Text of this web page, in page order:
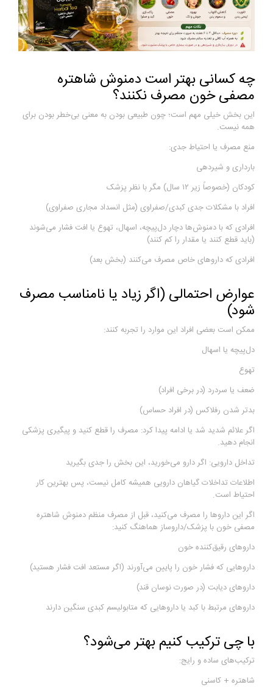
چه کسانی بهتر است دمنوش شاهتره
مصفی خون مصرف نکنند؟
این بخش خیلی مهم است؛ چون طبیعی بودن به معنی بی‌خطر بودن برای
همه نیست.
منع مصرف یا احتیاط جدی:
بارداری و شیردهی
کودکان (خصوصاً زیر ۱۲ سال) مگر با نظر پزشک
افراد با مشکلات جدی کبدی/صفراوی (مثل انسداد مجاری صفراوی)
افرادی که با دمنوش‌ها دچار دل‌پیچه، اسهال، تهوع یا افت فشار می‌شوند
(باید قطع کنند یا مقدار را کم کنند)
افرادی که داروهای خاص مصرف می‌کنند (بخش بعد)
عوارض احتمالی (اگر زیاد یا نامناسب مصرف
شود)
ممکن است بعضی افراد این موارد را تجربه کنند:
دل‌پیچه یا اسهال
تهوع
ضعف یا سردرد (در برخی افراد)
بدتر شدن رفلاکس (در افراد حساس)
اگر علائم شدید شد یا ادامه پیدا کرد: مصرف را قطع کنید و پیگیری پزشکی
انجام دهید.
تداخل دارویی: اگر دارو می‌خورید، این بخش را جدی بگیرید
اطلاعات تداخلات گیاهان دارویی همیشه کامل نیست، پس بهترین کار
احتیاط است.
اگر این داروها را مصرف می‌کنید، قبل از مصرف منظم دمنوش شاهتره
مصفی خون با پزشک/داروساز هماهنگ کنید:
داروهای رقیق‌کننده خون
داروهایی که فشار خون را پایین می‌آورند (اگر مستعد افت فشار هستید)
داروهای دیابت (در صورت نوسان قند)
داروهای مرتبط با کبد یا داروهایی که متابولیسم کبدی سنگین دارند
با چی ترکیب کنیم بهتر می‌شود؟
ترکیب‌های ساده و رایج:
شاهتره + کاسنی